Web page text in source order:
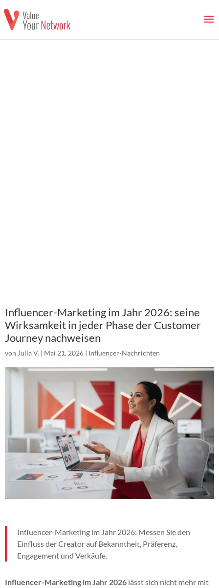
Influencer-Marketing im Jahr 2026: seine
Wirksamkeit in jeder Phase der Customer
Journey nachweisen
von Julia V. | Mai 21, 2026 | Influencer-Nachrichten
Influencer-Marketing im Jahr 2026: Messen Sie den
Einfluss der Creator auf Bekanntheit, Präferenz,
Engagement und Verkäufe.
Influencer-Marketing im Jahr 2026 lässt sich nicht mehr mit